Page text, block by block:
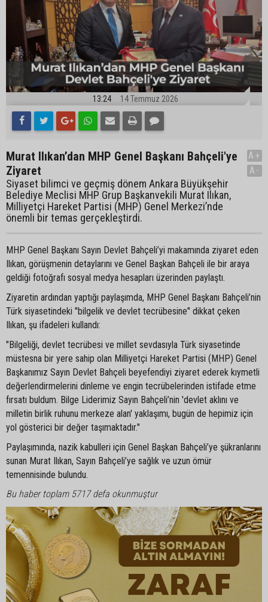
13:24 14 Temmuz 2026
Murat Ilıkan’dan MHP Genel Başkanı Bahçeli'ye
Ziyaret
Siyaset bilimci ve geçmiş dönem Ankara Büyükşehir
Belediye Meclisi MHP Grup Başkanvekili Murat Ilıkan,
Milliyetçi Hareket Partisi (MHP) Genel Merkezi’nde
önemli bir temas gerçekleştirdi.
A+
A-
MHP Genel Başkanı Sayın Devlet Bahçeli’yi makamında ziyaret eden
Ilıkan, görüşmenin detaylarını ve Genel Başkan Bahçeli ile bir araya
geldiği fotoğrafı sosyal medya hesapları üzerinden paylaştı.
Ziyaretin ardından yaptığı paylaşımda, MHP Genel Başkanı Bahçeli’nin
Türk siyasetindeki "bilgelik ve devlet tecrübesine" dikkat çeken
Ilıkan, şu ifadeleri kullandı:
"Bilgeliği, devlet tecrübesi ve millet sevdasıyla Türk siyasetinde
müstesna bir yere sahip olan Milliyetçi Hareket Partisi (MHP) Genel
Başkanımız Sayın Devlet Bahçeli beyefendiyi ziyaret ederek kıymetli
değerlendirmelerini dinleme ve engin tecrübelerinden istifade etme
fırsatı buldum. Bilge Liderimiz Sayın Bahçeli’nin 'devlet aklını ve
milletin birlik ruhunu merkeze alan' yaklaşımı, bugün de hepimiz için
yol gösterici bir değer taşımaktadır."
Paylaşımında, nazik kabulleri için Genel Başkan Bahçeli’ye şükranlarını
sunan Murat Ilıkan, Sayın Bahçeli’ye sağlık ve uzun ömür
temennisinde bulundu.
Bu haber toplam 5717 defa okunmuştur